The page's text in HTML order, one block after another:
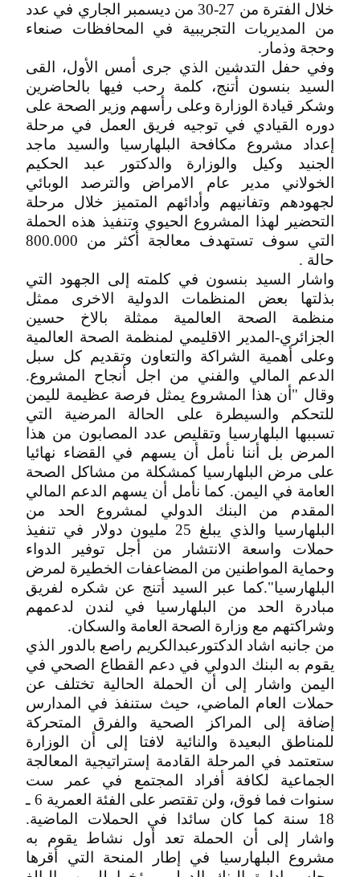
خلال الفترة من 27-30 من ديسمبر الجاري في عدد
من المديريات التجريبية في المحافظات صنعاء
وحجة وذمار.
وفي حفل التدشين الذي جرى أمس الأول، القى
السيد بنسون أتنج، كلمة رحب فيها بالحاضرين
وشكر قيادة الوزارة وعلى رأسهم وزير الصحة على
دوره القيادي في توجيه فريق العمل في مرحلة
إعداد مشروع مكافحة البلهارسيا والسيد ماجد
الجنيد وكيل والوزارة والدكتور عبد الحكيم
الخولاني مدير عام الامراض والترصد الوبائي
لجهودهم وتفانيهم وأدائهم المتميز خلال مرحلة
التحضير لهذا المشروع الحيوي وتنفيذ هذه الحملة
التي سوف تستهدف معالجة أكثر من 800.000
حالة .
واشار السيد بنسون في كلمته إلى الجهود التي
بذلتها بعض المنظمات الدولية الاخرى ممثل
منظمة الصحة العالمية ممثلة بالاخ حسين
الجزائري-المدير الاقليمي لمنظمة الصحة العالمية
وعلى أهمية الشراكة والتعاون وتقديم كل سبل
الدعم المالي والفني من اجل أنجاح المشروع.
وقال "أن هذا المشروع يمثل فرصة عظيمة لليمن
للتحكم والسيطرة على الحالة المرضية التي
تسببها البلهارسيا وتقليص عدد المصابون من هذا
المرض بل أننا نأمل أن يسهم في القضاء نهائيا
على مرض البلهارسيا كمشكلة من مشاكل الصحة
العامة في اليمن. كما نأمل أن يسهم الدعم المالي
المقدم من البنك الدولي لمشروع الحد من
البلهارسيا والذي يبلغ 25 مليون دولار في تنفيذ
حملات واسعة الانتشار من أجل توفير الدواء
وحماية المواطنين من المضاعفات الخطيرة لمرض
البلهارسيا".كما عبر السيد أتنج عن شكره لفريق
مبادرة الحد من البلهارسيا في لندن لدعمهم
وشراكتهم مع وزارة الصحة العامة والسكان.
من جانبه اشاد الدكتورعبدالكريم راصع بالدور الذي
يقوم به البنك الدولي في دعم القطاع الصحي في
اليمن واشار إلى أن الحملة الحالية تختلف عن
حملات العام الماضي، حيث ستنفذ في المدارس
إضافة إلى المراكز الصحية والفرق المتحركة
للمناطق البعيدة والنائية لافتا إلى أن الوزارة
ستعتمد في المرحلة القادمة إستراتيجية المعالجة
الجماعية لكافة أفراد المجتمع في عمر ست
سنوات فما فوق، ولن تقتصر على الفئة العمرية 6 ـ
18 سنة كما كان سائدا في الحملات الماضية.
واشار إلى أن الحملة تعد أول نشاط يقوم به
مشروع البلهارسيا في إطار المنحة التي أقرها